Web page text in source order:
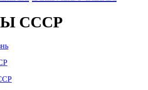
СССР